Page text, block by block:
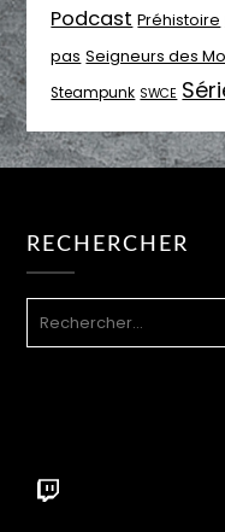
Podcast Préhistoire
pas Seigneurs des
Steampunk SWCE
RECHERCHER
Twitch